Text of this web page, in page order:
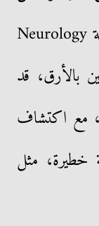
أعراض، والتي نُشرت نتائجها في مجلة Neurology
بالأرق، قد
مع اكتشاف
خطيرة، مثل